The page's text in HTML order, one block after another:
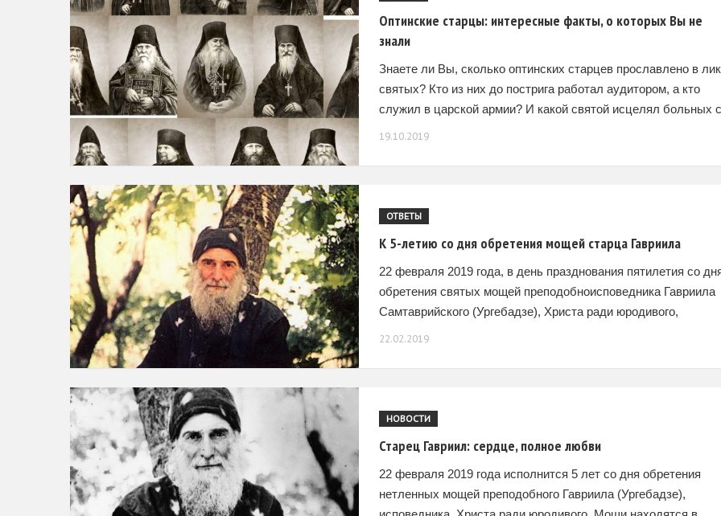
Оптинские старцы: интересные факты, о которых Вы не
знали
Знаете ли Вы, сколько оптинских старцев прославлено в
святых? Кто из них до пострига работал аудитором, а кто
служил в царской армии? И какой святой исцелял больных с
19.10.2019
ОТВЕТЫ
К 5-летию со дня обретения мощей старца Гавриила
22 февраля 2019 года, в день празднования пятилетия со
обретения святых мощей преподобноисповедника Гавриила
Самтаврийского (Ургебадзе), Христа ради юродивого,
22.02.2019
НОВОСТИ
Старец Гавриил: сердце, полное любви
22 февраля 2019 года исполнится 5 лет со дня обретения
нетленных мощей преподобного Гавриила (Ургебадзе),